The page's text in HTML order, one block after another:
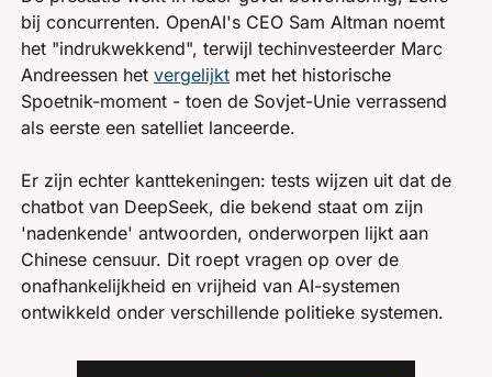
bij concurrenten. OpenAI's CEO Sam Altman noemt
het "indrukwekkend", terwijl techinvesteerder Marc
Andreessen het vergelijkt met het historische
Spoetnik-moment - toen de Sovjet-Unie verrassend
als eerste een satelliet lanceerde.
Er zijn echter kanttekeningen: tests wijzen uit dat de
chatbot van DeepSeek, die bekend staat om zijn
'nadenkende' antwoorden, onderworpen lijkt aan
Chinese censuur. Dit roept vragen op over de
onafhankelijkheid en vrijheid van AI-systemen
ontwikkeld onder verschillende politieke systemen.